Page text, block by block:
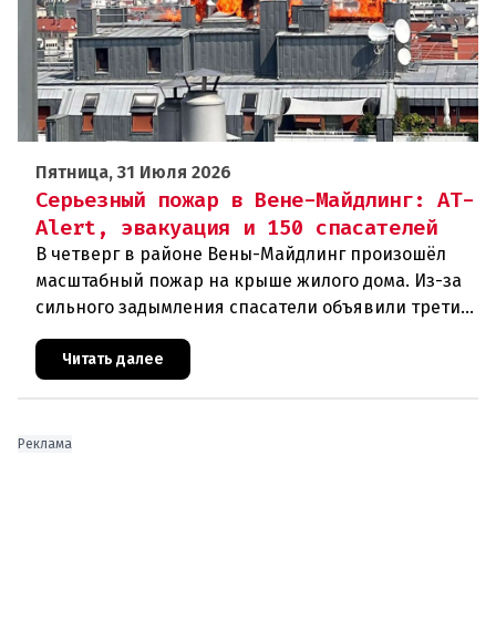
Пятница, 31 Июля 2026
Серьезный пожар в Вене-Майдлинг: AT-
Alert, эвакуация и 150 спасателей
В четверг в районе Вены-Майдлинг произошёл
масштабный пожар на крыше жилого дома. Из-за
сильного задымления спасатели объявили третий
уровень тревоги и задействовали 36 единиц
техники. Огонь удалось п
Читать далее
Реклама